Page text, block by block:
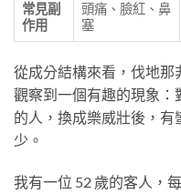
常見副
作用
頭痛、臉紅、鼻
塞
從成分結構來看，伐地
觀察到一個有趣的現象
的人，換成樂威壯後，
少。
我有一位 52 歲的客人，